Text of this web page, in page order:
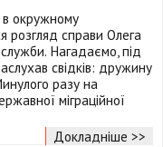
в окружному
розгляд справи Олега
Нагадаємо, під
свідків: дружину
разу на
міграційної
Докладніше >>